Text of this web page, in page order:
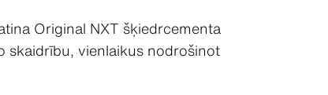
Original NXT šķiedrcementa
skaidrību, vienlaikus nodrošinot